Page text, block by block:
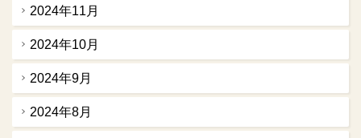
2024年11月
2024年10月
2024年9月
2024年8月